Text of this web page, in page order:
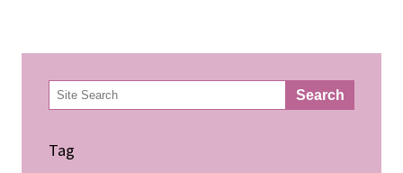
検
索 Search
Tag